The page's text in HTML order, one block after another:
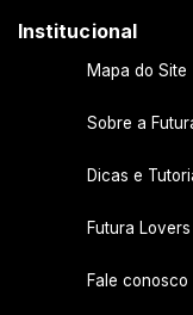
Institucional
Mapa do Site
Sobre a
Dicas e
Futura Lovers
Fale conosco